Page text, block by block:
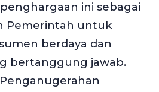
ini sebagai
Pemerintah untuk
berdaya dan
bertanggung jawab.